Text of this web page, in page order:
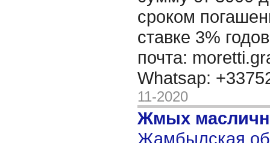
сроком
ставке 3%
почта:
Whatsap:
11-2020
Жмых
Жамбылская